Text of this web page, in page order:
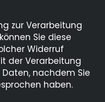
zur Verarbeitung
Sie diese
Widerruf
der Verarbeitung
nachdem Sie
haben.